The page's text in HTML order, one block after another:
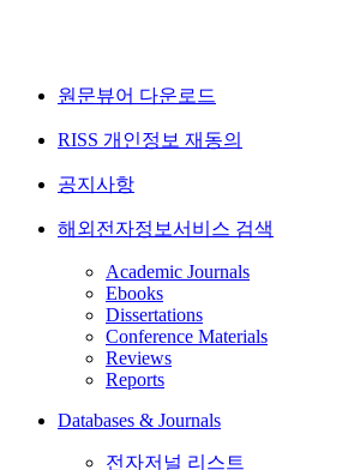
원문뷰어 다운로드
RISS 개인정보 재동의
공지사항
해외전자정보서비스 검색
Academic Journals
Ebooks
Dissertations
Conference Materials
Reviews
Reports
Databases & Journals
전자저널 리스트